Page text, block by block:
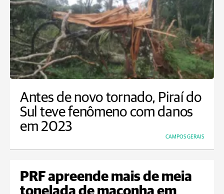
Antes de novo tornado, Piraí do
Sul teve fenômeno com danos
em 2023
CAMPOS GERAIS
PRF apreende mais de meia